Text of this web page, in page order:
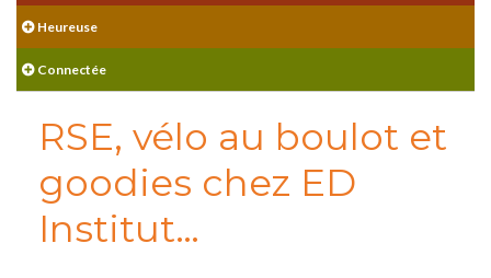
Heureuse
Connectée
RSE, vélo au boulot et
goodies chez ED
Institut…